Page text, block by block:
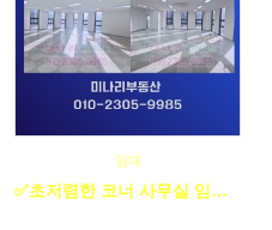
임대
✅초저렴한 코너 사무실 임대 전용 27평 1000 /60